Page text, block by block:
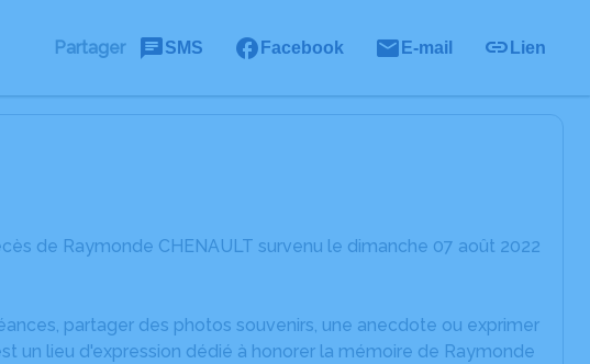
Partager SMS Facebook E-mail Lien
de Raymonde CHENAULT survenu le dimanche 07 août 2022
partager des photos souvenirs, une anecdote ou exprimer
un lieu d'expression dédié à honorer la mémoire de Raymonde